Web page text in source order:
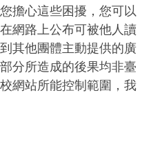
擔心這些困擾，您可以
網路上公布可被他人讀
其他團體主動提供的廣
分所造成的後果均非臺
網站所能控制範圍，我